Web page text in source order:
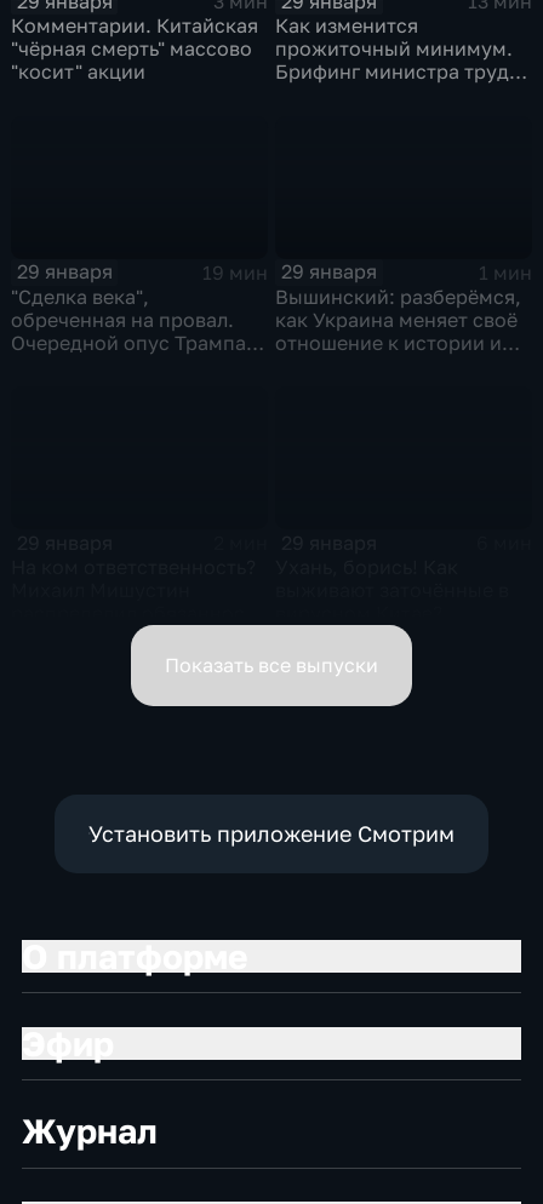
Комментарии. Китайская
"чёрная смерть" массово
"косит" акции
Как изменится
прожиточный минимум.
Брифинг министра труда
29 января
19 мин
"Сделка века",
обреченная на провал.
Очередной опус Трампа.
29 января
1 мин
Вышинский: разберёмся,
как Украина меняет своё
отношение к истории и
вице-премьеров
Показать все выпуски
Установить приложение Смотрим
Журнал